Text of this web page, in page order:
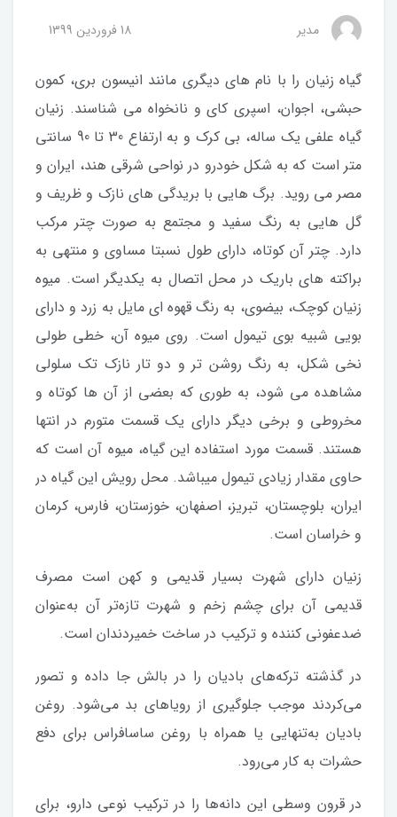
مدیر 18 فروردین 1399
گیاه زنیان را با نام های دیگری مانند انیسون بری، کمون
حبشی، اجوان، اسپری کای و نانخواه می شناسند. زنیان
گیاه علفی یک ساله، بی کرک و به ارتفاع 30 تا 90 سانتی
متر است که به شکل خودرو در نواحی شرقی هند، ایران و
مصر می روید. برگ هایی با بریدگی های نازک و ظریف و
گل هایی به رنگ سفید و مجتمع به صورت چتر مرکب
دارد. چتر آن کوتاه، دارای طول نسبتا مساوی و منتهی به
براکته های باریک در محل اتصال به یکدیگر است. میوه
زنیان کوچک، بیضوی، به رنگ قهوه ای مایل به زرد و دارای
بویی شبیه بوی تیمول است. روی میوه آن، خطی طولی
نخی شکل، به رنگ روشن تر و دو تار نازک تک سلولی
مشاهده می شود، به طوری که بعضی از آن ها کوتاه و
مخروطی و برخی دیگر دارای یک قسمت متورم در انتها
هستند. قسمت مورد استفاده این گیاه، میوه آن است که
حاوی مقدار زیادی تیمول میباشد. محل رویش این گیاه در
ایران، بلوچستان، تبریز، اصفهان، خوزستان، فارس، کرمان
و خراسان است.
زنیان دارای شهرت بسیار قدیمی و کهن است مصرف
قدیمی آن برای چشم زخم و شهرت تازه‌تر آن به‌عنوان
ضدعفونی کننده و ترکیب در ساخت خمیردندان است.
در گذشته ترکه‌های بادیان را در بالش جا داده و تصور
می‌کردند موجب جلوگیری از رویاهای بد می‌شود. روغن
بادیان به‌تنهایی یا همراه با روغن ساسافراس برای دفع
حشرات به کار می‌رود.
در قرون وسطی این دانه‌ها را در ترکیب نوعی دارو، برای